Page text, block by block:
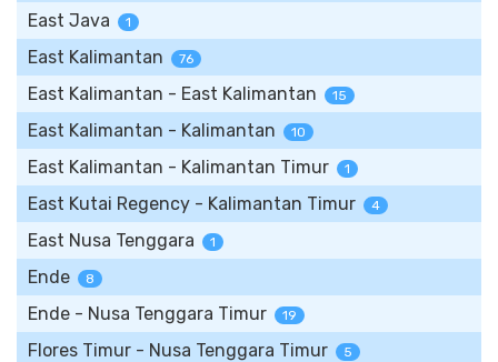
East Java 1
East Kalimantan 76
East Kalimantan - East Kalimantan 15
East Kalimantan - Kalimantan 10
East Kalimantan - Kalimantan Timur 1
East Kutai Regency - Kalimantan Timur 4
East Nusa Tenggara 1
Ende 8
Ende - Nusa Tenggara Timur 19
Flores Timur - Nusa Tenggara Timur 5